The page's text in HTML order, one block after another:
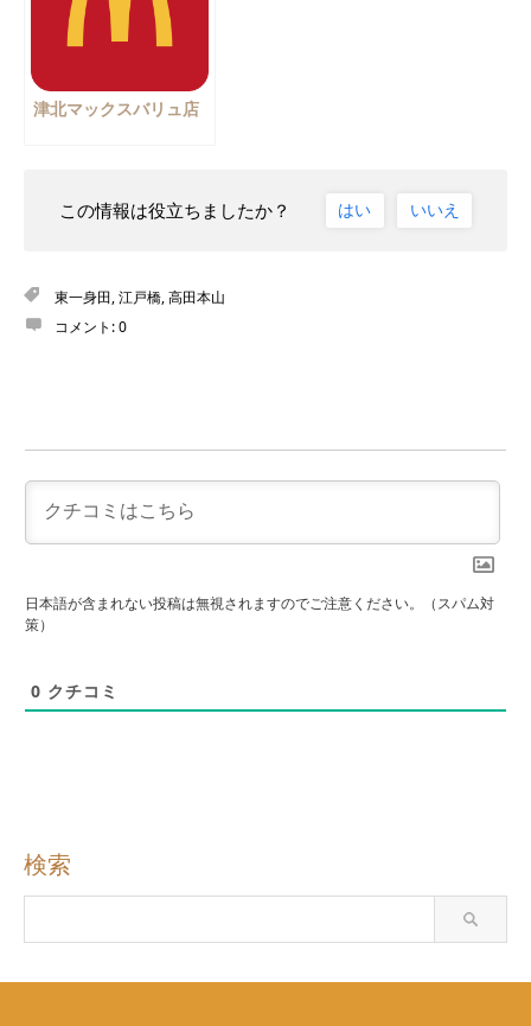
津北マックスバリュ店
この情報は役立ちましたか？ はい いいえ
東一身田,江戸橋,高田本山
コメント:0
日本語が含まれない投稿は無視されますのでご注意ください。（スパム対
策）
0 クチコミ
検索